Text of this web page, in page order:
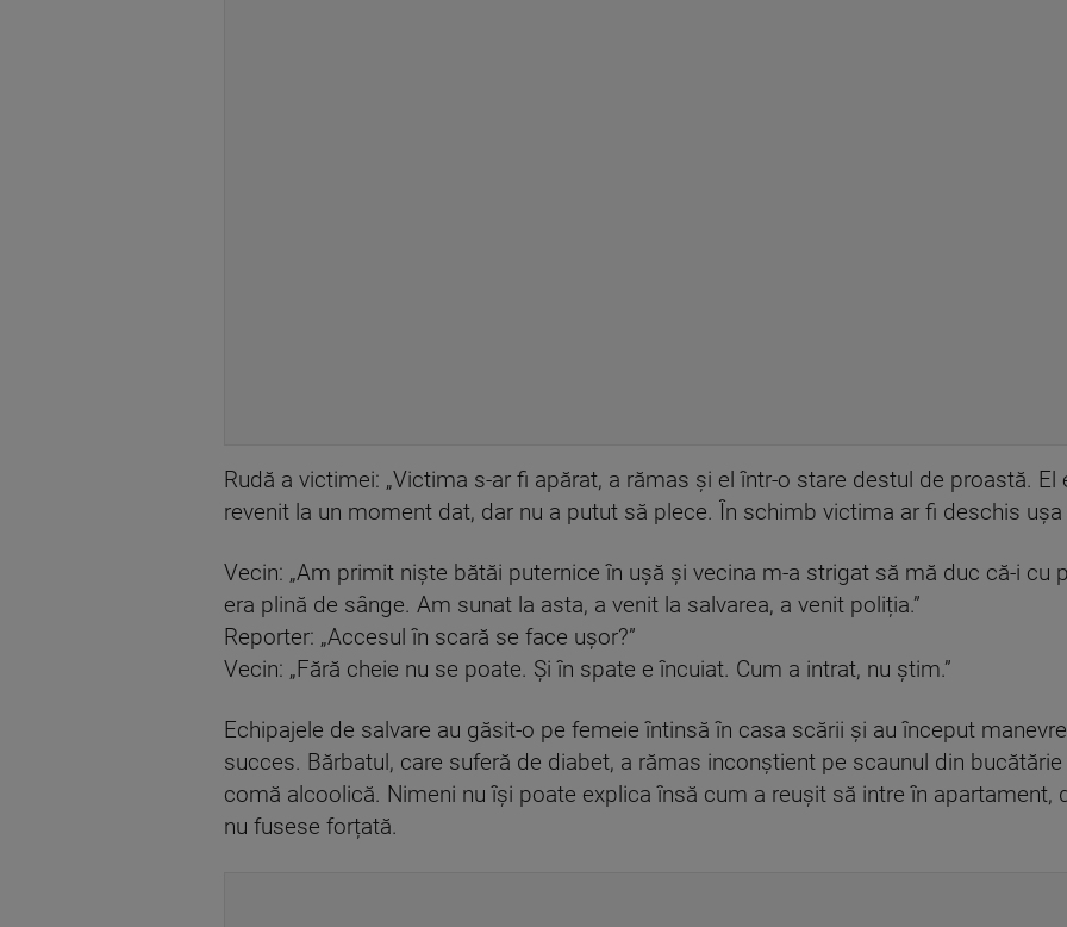
Rudă a victimei: „Victima s-ar fi apărat, a rămas și el într-o stare destul de proastă. El
revenit la un moment dat, dar nu a putut să plece. În schimb victima ar fi deschis ușa
Vecin: „Am primit niște bătăi puternice în ușă și vecina m-a strigat să mă duc că-i cu
era plină de sânge. Am sunat la asta, a venit la salvarea, a venit poliția.”
Reporter: „Accesul în scară se face uşor?”
Vecin: „Fără cheie nu se poate. Și în spate e încuiat. Cum a intrat, nu știm.”
Echipajele de salvare au găsit-o pe femeie întinsă în casa scării și au început
succes. Bărbatul, care suferă de diabet, a rămas inconștient pe scaunul din
comă alcoolică. Nimeni nu își poate explica însă cum a reușit să intre în apartament,
nu fusese forțată.